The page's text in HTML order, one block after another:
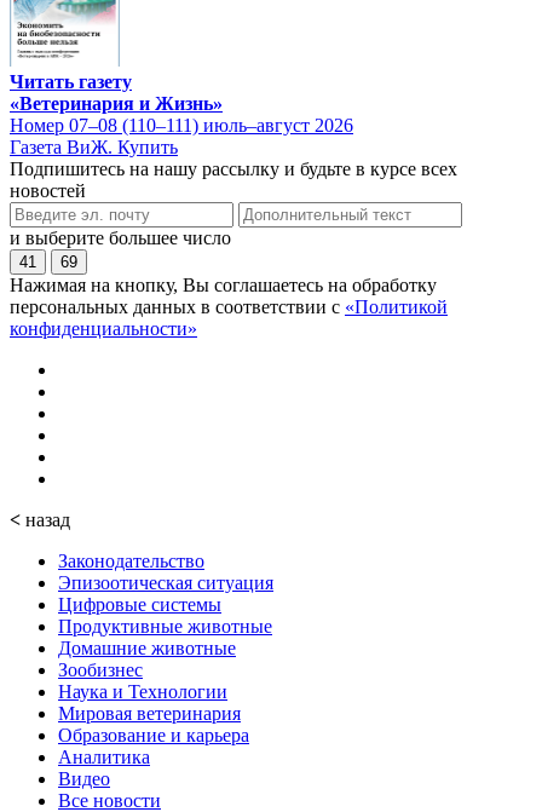
Читать газету
«Ветеринария и Жизнь»
Номер 07–08 (110–111) июль–август 2026
Газета ВиЖ. Купить
Подпишитесь на нашу рассылку и будьте в курсе всех
новостей
и выберите большее число
41 69
Нажимая на кнопку, Вы соглашаетесь на обработку
персональных данных в соответствии с «Политикой
конфиденциальности»
< назад
Законодательство
Эпизоотическая ситуация
Цифровые системы
Продуктивные животные
Домашние животные
Зообизнес
Наука и Технологии
Мировая ветеринария
Образование и карьера
Аналитика
Видео
Все новости